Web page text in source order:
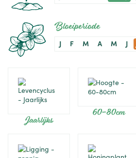
Bloeiperiode
J F M A M J
Jaarlijks
60-80cm